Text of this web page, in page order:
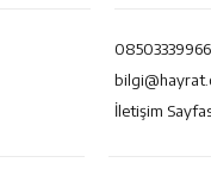
08503339966
İletişim